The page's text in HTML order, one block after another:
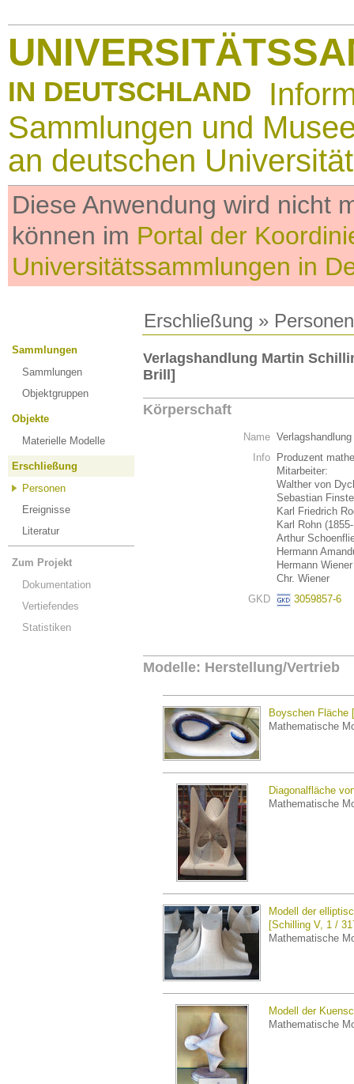
IN DEUTSCHLAND
Sammlungen und
an deutschen
Diese Anwendung wird nicht
können im Portal der
Universitätssammlungen in
Erschließung » Personen
Sammlungen
Sammlungen
Objektgruppen
Objekte
Materielle Modelle
Erschließung
Personen
Ereignisse
Literatur
Zum Projekt
Dokumentation
Vertiefendes
Statistiken
Verlagshandlung Martin
Brill]
Körperschaft
Name
Info
Produzent
Mitarbeiter:
Walther von
Sebastian
Karl Friedrich
Karl Rohn
Arthur
Hermann
Hermann
Chr. Wiener
GKD
3059857-6
Modelle: Herstellung/Vertrieb
Boyschen Fläche
Mathematische
Diagonalfläche
Mathematische
Modell der
[Schilling V, 1 /
Mathematische
Modell der
Mathematische